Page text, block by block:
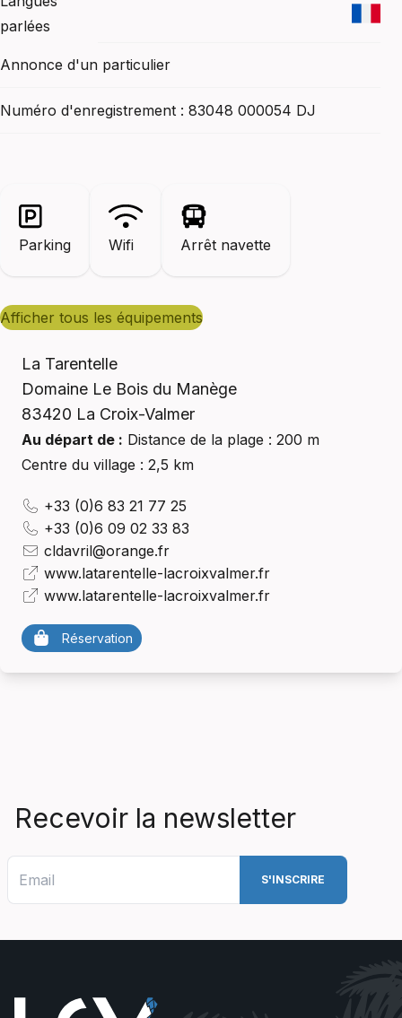
parlées
Annonce d'un particulier
Numéro d'enregistrement : 83048 000054 DJ
Parking Wifi Arrêt navette
afficher tous les équipements
La Tarentelle
Domaine Le Bois du Manège
83420 La Croix-Valmer
Au départ de : Distance de la plage : 200 m
Centre du village : 2,5 km
+33 (0)6 83 21 77 25
+33 (0)6 09 02 33 83
cldavril@orange.fr
www.latarentelle-lacroixvalmer.fr
www.latarentelle-lacroixvalmer.fr
Réservation
Recevoir la newsletter